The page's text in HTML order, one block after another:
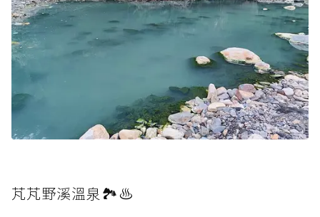
芃芃野溪溫泉🏞️♨